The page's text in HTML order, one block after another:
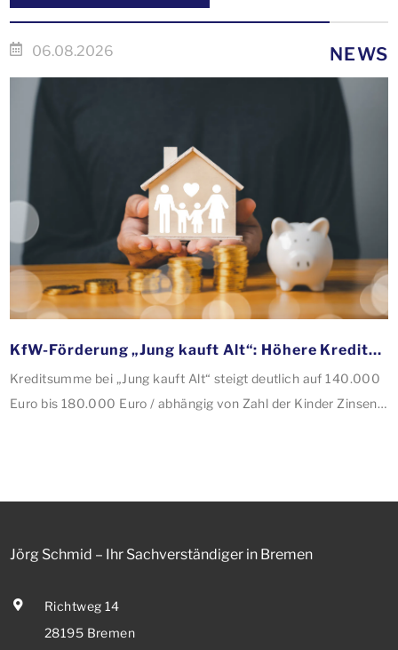
06.08.2026 NEWS
KfW-Förderung „Jung kauft Alt“: Höhere Kredite ab August 2026
Kreditsumme bei „Jung kauft Alt“ steigt deutlich auf 140.000
Euro bis 180.000 Euro / abhängig von Zahl der Kinder Zinsen
energetischer Sanierung binnen 54 Monaten nach
Jörg Schmid – Ihr Sachverständiger in Bremen
Richtweg 14
28195 Bremen